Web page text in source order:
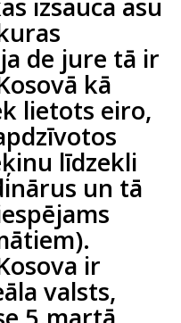
izsauca asu
de jure tā ir
kā
lietots eiro,
līdzekli
un tā
ir
valsts,